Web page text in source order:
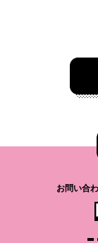
お問い合